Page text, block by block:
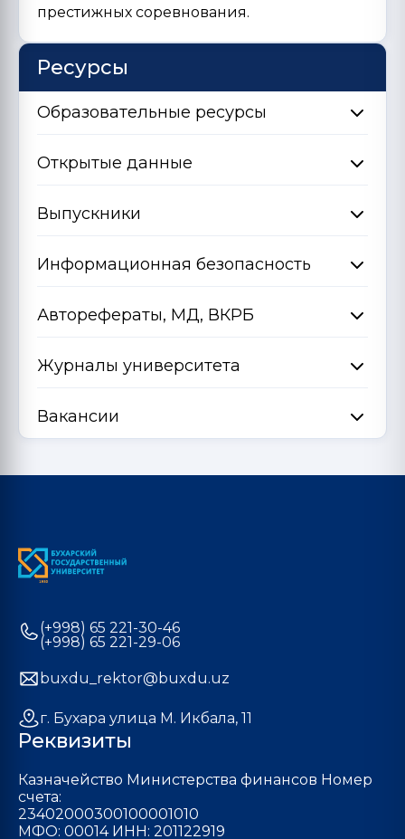
престижных соревнования.
Ресурсы
Образовательные ресурсы
Открытые данные
Выпускники
Информационная безопасность
Авторефераты, МД, ВКРБ
Журналы университета
Вакансии
(+998) 65 221-30-46
(+998) 65 221-29-06
buxdu_rektor@buxdu.uz
г. Бухара улица М. Икбала, 11
Реквизиты
Казначейство Министерства финансов Номер
счета:
23402000300100001010
МФО: 00014 ИНН: 201122919